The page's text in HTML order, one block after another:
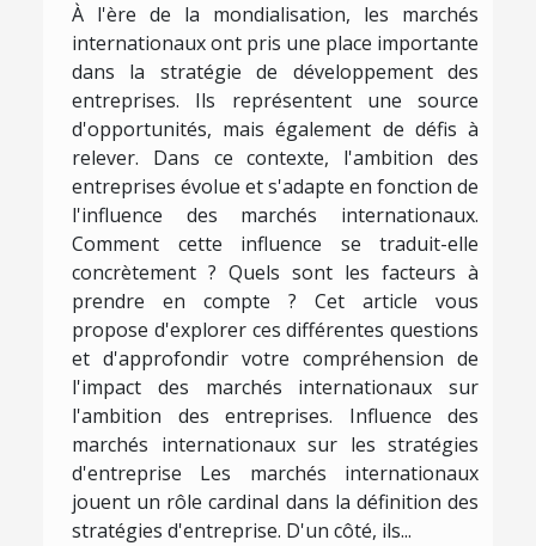
À l'ère de la mondialisation, les marchés
internationaux ont pris une place importante
dans la stratégie de développement des
entreprises. Ils représentent une source
d'opportunités, mais également de défis à
relever. Dans ce contexte, l'ambition des
entreprises évolue et s'adapte en fonction de
l'influence des marchés internationaux.
Comment cette influence se traduit-elle
concrètement ? Quels sont les facteurs à
prendre en compte ? Cet article vous
propose d'explorer ces différentes questions
et d'approfondir votre compréhension de
l'impact des marchés internationaux sur
l'ambition des entreprises. Influence des
marchés internationaux sur les stratégies
d'entreprise Les marchés internationaux
jouent un rôle cardinal dans la définition des
stratégies d'entreprise. D'un côté, ils...